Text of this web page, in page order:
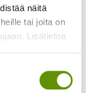
näitä
tai joita on
Lisätietoa
tai